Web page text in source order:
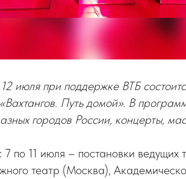
июля при поддержке ВТБ
Путь домой». В
городов России, концерты,
по 11 июля – постановки ведущих
театр (Москва),